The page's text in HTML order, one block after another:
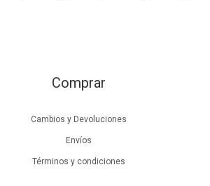
Comprar
Cambios y Devoluciones
Envíos
Términos y condiciones